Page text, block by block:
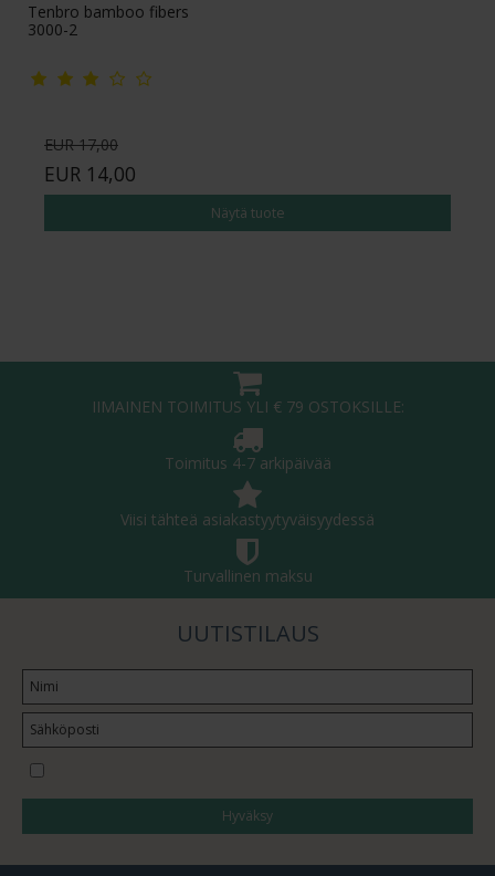
Tenbro bamboo fibers
3000-2
EUR 17,00
EUR 14,00
Näytä tuote
IIMAINEN TOIMITUS YLI € 79 OSTOKSILLE:
Toimitus 4-7 arkipäivää
Viisi tähteä asiakastyytyväisyydessä
Turvallinen maksu
UUTISTILAUS
Hyväksy